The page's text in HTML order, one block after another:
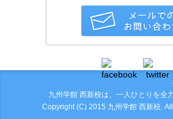
九州学館 西新校は、一人ひとりを全
Copyright (C) 2015 九州学館 西新校.